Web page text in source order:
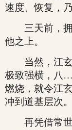
速度、恢复，
三天前，拥
他之上。
当然，江玄
极致强横，八
燃烧，就令江
冲到道基层次。
再凭借常世